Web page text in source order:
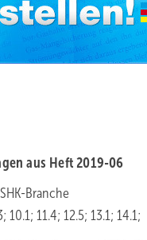
aus Heft 2019-06
Branche
10.1; 11.4; 12.5; 13.1; 14.1;